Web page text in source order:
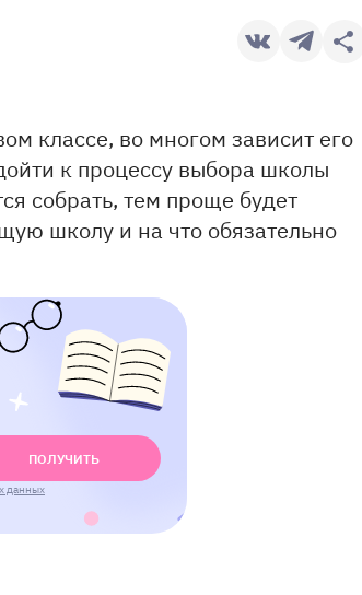
классе, во многом зависит его
к процессу выбора школы
собрать, тем проще будет
школу и на что обязательно
ПОЛУЧИТЬ
данных